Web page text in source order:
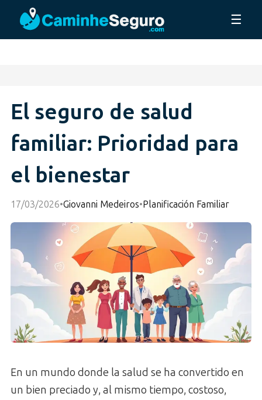
☰
El seguro de salud
familiar: Prioridad para
el bienestar
17/03/2026•Giovanni Medeiros•Planificación Familiar
En un mundo donde la salud se ha convertido en
un bien preciado y, al mismo tiempo, costoso,